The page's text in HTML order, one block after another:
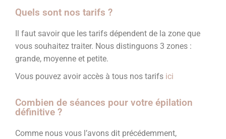
Quels sont nos tarifs ?
Il faut savoir que les tarifs dépendent de la zone que
vous souhaitez traiter. Nous distinguons 3 zones :
grande, moyenne et petite.
Vous pouvez avoir accès à tous nos tarifs ici
Combien de séances pour votre épilation
définitive ?
Comme nous vous l’avons dit précédemment,